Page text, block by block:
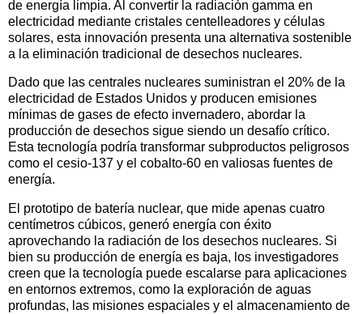
de energía limpia. Al convertir la radiación gamma en
electricidad mediante cristales centelleadores y células
solares, esta innovación presenta una alternativa sostenible
a la eliminación tradicional de desechos nucleares.
Dado que las centrales nucleares suministran el 20% de la
electricidad de Estados Unidos y producen emisiones
mínimas de gases de efecto invernadero, abordar la
producción de desechos sigue siendo un desafío crítico.
Esta tecnología podría transformar subproductos peligrosos
como el cesio-137 y el cobalto-60 en valiosas fuentes de
energía.
El prototipo de batería nuclear, que mide apenas cuatro
centímetros cúbicos, generó energía con éxito
aprovechando la radiación de los desechos nucleares. Si
bien su producción de energía es baja, los investigadores
creen que la tecnología puede escalarse para aplicaciones
en entornos extremos, como la exploración de aguas
profundas, las misiones espaciales y el almacenamiento de